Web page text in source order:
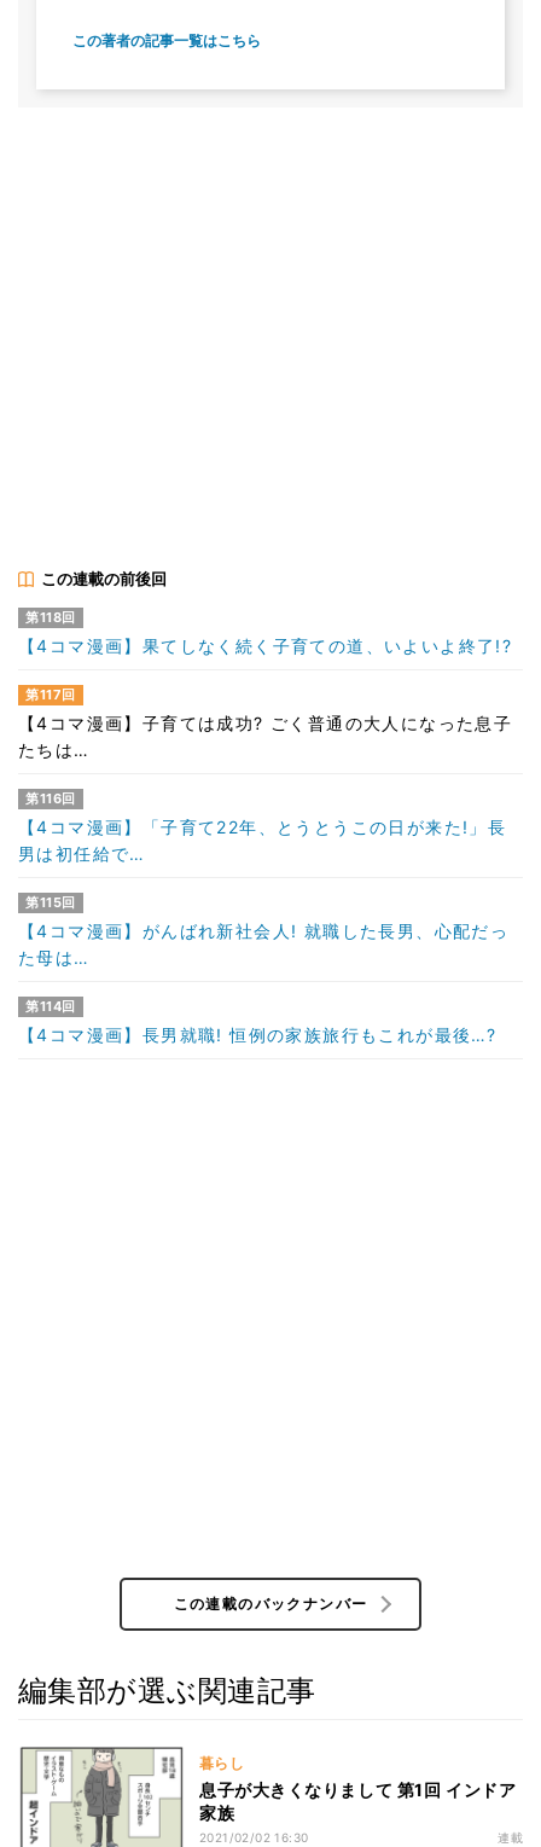
この著者の記事一覧はこちら
この連載の前後回
第118回
【4コマ漫画】果てしなく続く子育ての道、いよいよ終了!?
第117回
【4コマ漫画】子育ては成功? ごく普通の大人になった息子
たちは…
第116回
【4コマ漫画】「子育て22年、とうとうこの日が来た!」長
男は初任給で…
第115回
【4コマ漫画】がんばれ新社会人! 就職した長男、心配だっ
た母は…
第114回
【4コマ漫画】長男就職! 恒例の家族旅行もこれが最後…?
この連載のバックナンバー
編集部が選ぶ関連記事
暮らし
息子が大きくなりまして 第1回 インドア
家族
2021/02/02 16:30 連載